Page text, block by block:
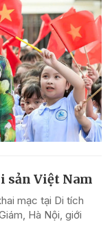
sản Việt Nam
mạc tại Di tích
Hà Nội, giới